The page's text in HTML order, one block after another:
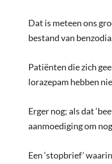
Dat is meteen ons
bestand van
Patiënten die zich
lorazepam hebben
Erger nog; als dat
aanmoediging om
Een ‘stopbrief’